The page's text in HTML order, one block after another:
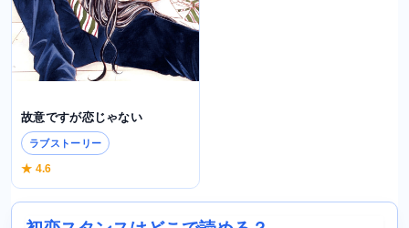
故意ですが恋じゃない
ラブストーリー
★ 4.6